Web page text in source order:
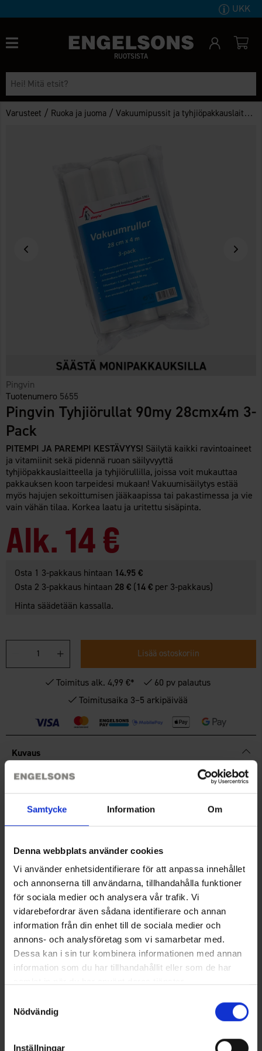
Samtycke Information Om
Denna webbplats använder cookies
Vi använder enhetsidentifierare för att anpassa innehållet
och annonserna till användarna, tillhandahålla funktioner
för sociala medier och analysera vår trafik. Vi
vidarebefordrar även sådana identifierare och annan
information från din enhet till de sociala medier och
annons- och analysföretag som vi samarbetar med.
Dessa kan i sin tur kombinera informationen med annan
information som du har tillhandahållit eller som de har
Nödvändig
Inställningar
UKK
RUOTSISTA
Varusteet / Ruoka ja juoma /Vakuumipussit ja tyhjiöpakkauslaitteet
Pingvin
Tuotenumero 5655
Pingvin Tyhjiörullat 90my 28cmx4m 3-
Pack
PITEMPI JA PAREMPI KESTÄVYYS! Säilytä kaikki ravintoaineet
ja vitamiinit sekä pidennä ruoan säilyvyyttä
tyhjiöpakkauslaitteella ja tyhjiörullilla, joissa voit mukauttaa
pakkauksen koon tarpeidesi mukaan! Vakuumisäilytys estää
myös hajujen sekoittumisen jääkaapissa tai pakastimessa ja vie
vain vähän tilaa. Korkea laatu ja uritettu sisäpinta.
Alk. 14 €
Osta 1 3-pakkaus hintaan 14.95 €
Osta 2 3-pakkaus hintaan 28 € (14 € per 3-pakkaus)
Hinta säädetään kassalla.
Lisää ostoskoriin
Toimitus alk. 4,99 €*
60 pv palautus
Toimitusaika 3–5 arkipäivää
Kuvaus
PITEMPI JA PAREMPI KESTÄVYYS!
Säilytä kaikki
ravintoaineet ja vitamiinit sekä pidennä ruoan säilyvyyttä
pakkauksen koon tarpeidesi mukaan! Vakuumisäilytys estää
myös hajujen sekoittumisen jääkaapissa tai pakastimessa ja
90 my.
Tekniset tiedot
Saatat myös tarvita